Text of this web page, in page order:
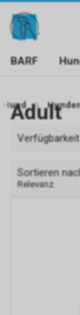
BARF
Hund
Adult
Verfügbarkeit
Sortieren
Relevanz